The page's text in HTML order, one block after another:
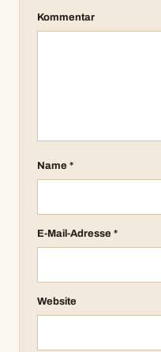
Kommentar
Name *
E-Mail-Adresse *
Website